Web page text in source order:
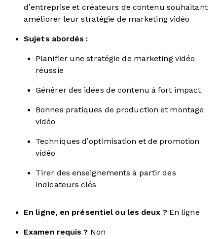
d’entreprise et créateurs de contenu souhaitant
améliorer leur stratégie de marketing vidéo
Sujets abordés :
Planifier une stratégie de marketing vidéo
réussie
Générer des idées de contenu à fort impact
Bonnes pratiques de production et montage
vidéo
Techniques d’optimisation et de promotion
vidéo
Tirer des enseignements à partir des
indicateurs clés
En ligne, en présentiel ou les deux ?En ligne
Examen requis ? Non